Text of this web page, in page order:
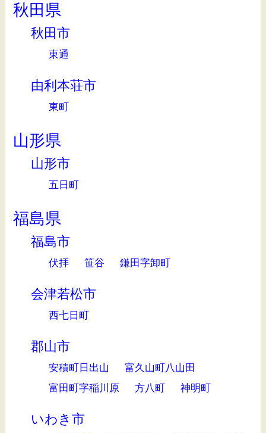
秋田県
秋田市
東通
由利本荘市
東町
山形県
山形市
五日町
福島県
福島市
伏拝 笹谷 鎌田字卸町
会津若松市
西七日町
郡山市
安積町日出山
富久山町八山田
富田町字稲川原
方八町 神明町
いわき市